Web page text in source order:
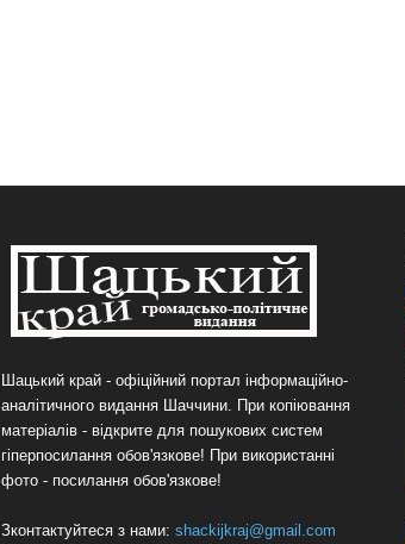
Шацький край - офіційний портал інформаційно-
аналітичного видання Шаччини. При копіювання
матеріалів - відкрите для пошукових систем
гіперпосилання обов'язкове! При використанні
фото - посилання обов'язкове!
Зконтактуйтеся з нами: shackijkraj@gmail.com